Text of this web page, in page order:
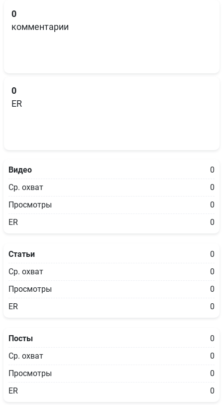
0
комментарии
0
ER
Видео
0
Ср. охват
0
Просмотры
0
ER
0
Статьи
0
Ср. охват
0
Просмотры
0
ER
0
Посты
0
Ср. охват
0
Просмотры
0
ER
0